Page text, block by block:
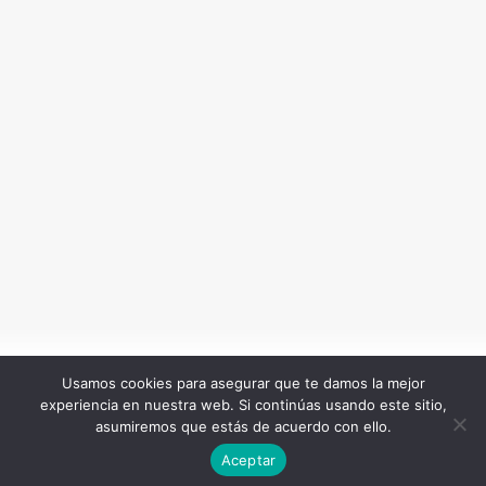
Todos los Derechos Reservados. Somos Noticia COL
© 2026 |Terminos y condiciones|Politica de
Usamos cookies para asegurar que te damos la mejor
experiencia en nuestra web. Si continúas usando este sitio,
asumiremos que estás de acuerdo con ello.
Aceptar